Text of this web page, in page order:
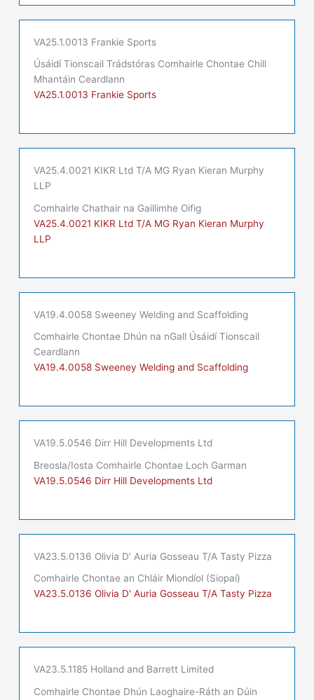
VA25.1.0013 Frankie Sports
Úsáidí Tionscail Trádstóras Comhairle Chontae Chill
Mhantáin Ceardlann
VA25.1.0013 Frankie Sports
VA25.4.0021 KIKR Ltd T/A MG Ryan Kieran Murphy
LLP
Comhairle Chathair na Gaillimhe Oifig
VA25.4.0021 KIKR Ltd T/A MG Ryan Kieran Murphy
LLP
VA19.4.0058 Sweeney Welding and Scaffolding
Comhairle Chontae Dhún na nGall Úsáidí Tionscail
Ceardlann
VA19.4.0058 Sweeney Welding and Scaffolding
VA19.5.0546 Dirr Hill Developments Ltd
Breosla/Iosta Comhairle Chontae Loch Garman
VA19.5.0546 Dirr Hill Developments Ltd
VA23.5.0136 Olivia D’ Auria Gosseau T/A Tasty Pizza
Comhairle Chontae an Chláir Miondíol (Siopaí)
VA23.5.0136 Olivia D' Auria Gosseau T/A Tasty Pizza
VA23.5.1185 Holland and Barrett Limited
Comhairle Chontae Dhún Laoghaire-Ráth an Dúin